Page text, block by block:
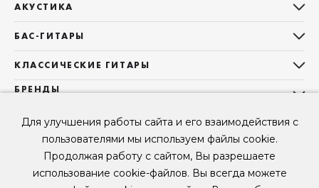
Для улучшения работы сайта и его взаимодействия с
пользователями мы используем файлы cookie.
Продолжая работу с сайтом, Вы разрешаете
использование cookie-файлов. Вы всегда можете
Telecaster
Les Paul
Superstrat
АКУСТИКА
Фолки (ОМ, 000, 00)
Гранд Аудиториум
Б/У, уцененные гитары
БАС-ГИТАРЫ
Precision Bass
Б/У, уцененные гитары
КЛАССИЧЕСКИЕ ГИТАРЫ
Все классические гитары
Б/У, уцененные гитары
БРЕНДЫ
Sigma Guitars
Enya Guitars
Fender
Gibson
Контакты
Мы в Telegram
Мы в ВК